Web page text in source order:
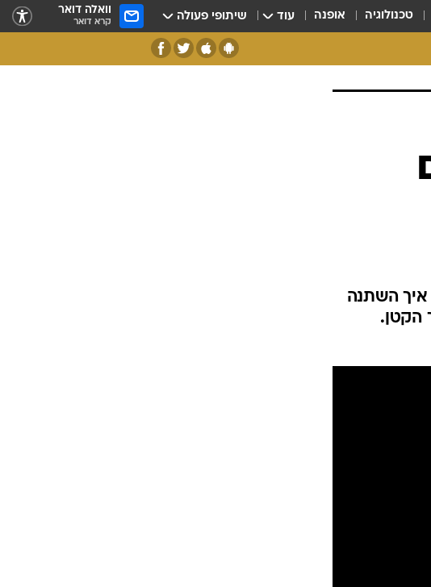
טכנולוגיה אופנה עוד שיתופי פעולה וואלה דואר
קרא דואר
איך השתנה
הקטן.